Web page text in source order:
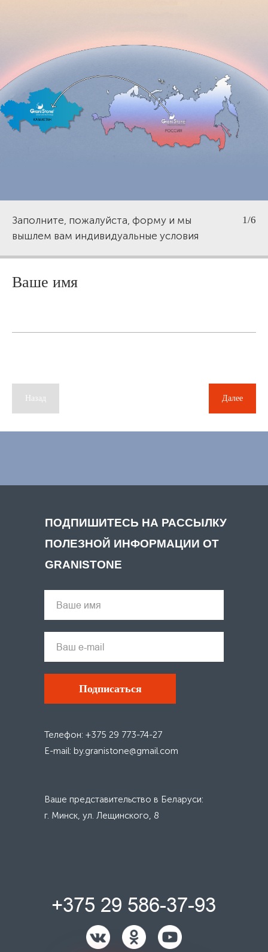
Заполните, пожалуйста, форму и мы
вышлем вам индивидуальные условия
1/6
Ваше имя
Назад Далее
ПОДПИШИТЕСЬ НА РАССЫЛКУ
ПОЛЕЗНОЙ ИНФОРМАЦИИ ОТ
GRANISTONE
Подписаться
Телефон: +375 29 773-74-27
E-mail: by.granistone@gmail.com
Ваше представительство в Беларуси:
г. Минск, ул. Лещинского, 8
+375 29 586-37-93